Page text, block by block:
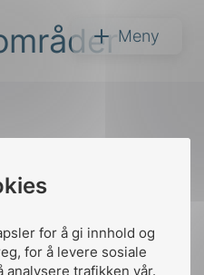
for å gi innhold og
for å levere sosiale
trafikken vår.
Meny